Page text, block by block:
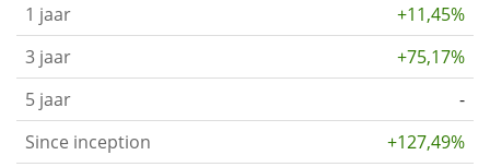
1 jaar
+11,45%
3 jaar
+75,17%
5 jaar
-
Since inception
+127,49%